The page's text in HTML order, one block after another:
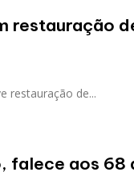
restauração
restauração de...
falece aos 68